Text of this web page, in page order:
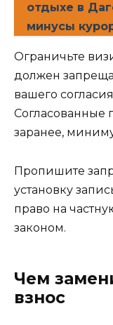
отдыхе в
минусы
Ограничьте
должен
вашего
Согласованные
заранее,
Пропишите
установку
право на
законом.
Чем
взнос